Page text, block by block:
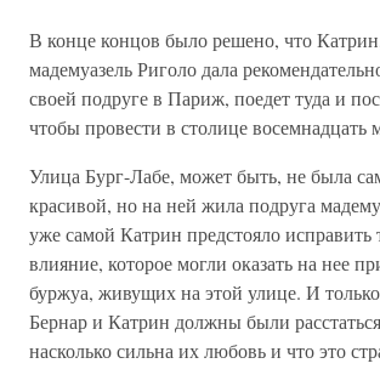
В конце концов было решено, что
мадемуазель Риголо дала
своей подруге в Париж, поедет туда и
чтобы провести в столице восемнадцать
Улица Бург-Лабе, может быть, не была
красивой, но на ней жила подруга
уже самой Катрин предстояло исправить
влияние, которое могли оказать на нее
буржуа, живущих на этой улице. И только
Бернар и Катрин должны были
насколько сильна их любовь и что это